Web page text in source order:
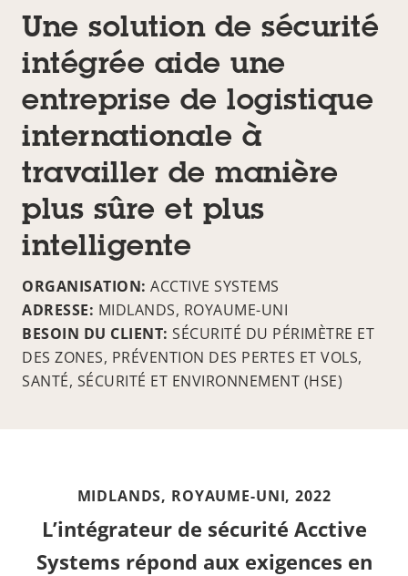
Une solution de sécurité
intégrée aide une
entreprise de logistique
internationale à
travailler de manière
plus sûre et plus
intelligente
ORGANISATION: ACCTIVE SYSTEMS
ADRESSE: MIDLANDS, ROYAUME-UNI
BESOIN DU CLIENT: SÉCURITÉ DU PÉRIMÈTRE ET
DES ZONES, PRÉVENTION DES PERTES ET VOLS,
SANTÉ, SÉCURITÉ ET ENVIRONNEMENT (HSE)
MIDLANDS, ROYAUME-UNI,2022
L’intégrateur de sécurité Acctive
Systems répond aux exigences en